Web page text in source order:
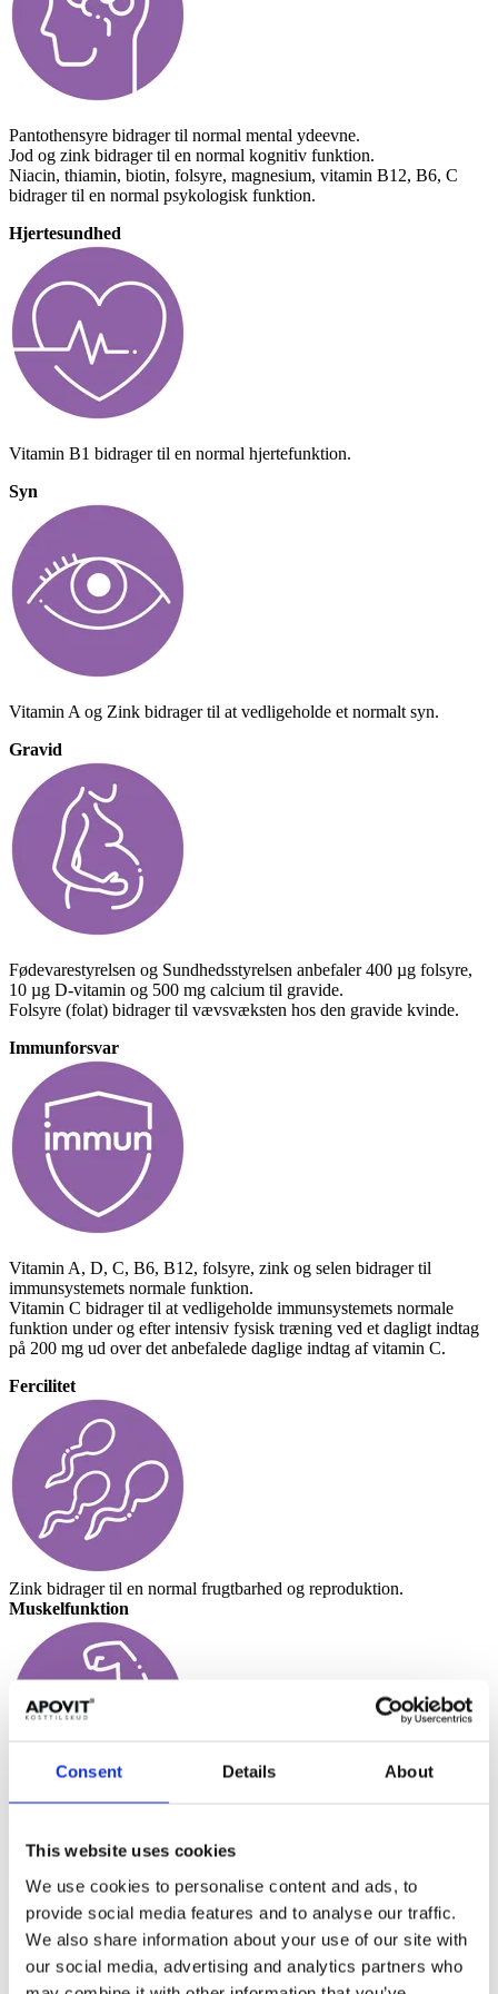
Consent Details About
This website uses cookies
We use cookies to personalise content and ads, to
provide social media features and to analyse our traffic.
We also share information about your use of our site with
our social media, advertising and analytics partners who
Pantothensyre bidrager til normal mental ydeevne.
Jod og zink bidrager til en normal kognitiv funktion.
Niacin, thiamin, biotin, folsyre, magnesium, vitamin B12, B6, C
bidrager til en normal psykologisk funktion.
Hjertesundhed
Vitamin B1 bidrager til en normal hjertefunktion.
Syn
Vitamin A og Zink bidrager til at vedligeholde et normalt syn.
Gravid
Fødevarestyrelsen og Sundhedsstyrelsen anbefaler 400 µg folsyre,
10 µg D-vitamin og 500 mg calcium til gravide.
Folsyre (folat) bidrager til vævsvæksten hos den gravide kvinde.
Immunforsvar
Vitamin A, D, C, B6, B12, folsyre, zink og selen bidrager til
immunsystemets normale funktion.
Vitamin C bidrager til at vedligeholde immunsystemets normale
funktion under og efter intensiv fysisk træning ved et dagligt indtag
på 200 mg ud over det anbefalede daglige indtag af vitamin C.
Fercilitet
Zink bidrager til en normal frugtbarhed og reproduktion.
Muskelfunktion
Vitamin D bidrager til at vedligeholde en normal muskelfunktion.
Energi